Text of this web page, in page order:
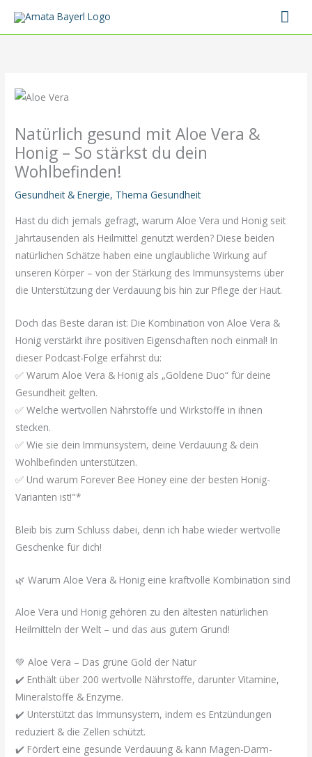
Inhalt
Natürlich gesund mit Aloe Vera &
Honig – So stärkst du dein
Wohlbefinden!
Gesundheit & Energie, Thema Gesundheit
Hast du dich jemals gefragt, warum Aloe Vera und Honig seit
Jahrtausenden als Heilmittel genutzt werden? Diese beiden
natürlichen Schätze haben eine unglaubliche Wirkung auf
unseren Körper – von der Stärkung des Immunsystems über
die Unterstützung der Verdauung bis hin zur Pflege der Haut.
Doch das Beste daran ist: Die Kombination von Aloe Vera &
Honig verstärkt ihre positiven Eigenschaften noch einmal! In
dieser Podcast-Folge erfährst du:
✅ Warum Aloe Vera & Honig als „Goldene Duo“ für deine
Gesundheit gelten.
✅ Welche wertvollen Nährstoffe und Wirkstoffe in ihnen
stecken.
✅ Wie sie dein Immunsystem, deine Verdauung & dein
Wohlbefinden unterstützen.
✅ Und warum Forever Bee Honey eine der besten Honig-
Varianten ist!"*
Bleib bis zum Schluss dabei, denn ich habe wieder wertvolle
Geschenke für dich!
🌿 Warum Aloe Vera & Honig eine kraftvolle Kombination sind
Aloe Vera und Honig gehören zu den ältesten natürlichen
Heilmitteln der Welt – und das aus gutem Grund!
💚 Aloe Vera – Das grüne Gold der Natur
✔️ Enthält über 200 wertvolle Nährstoffe, darunter Vitamine,
Mineralstoffe & Enzyme.
✔️ Unterstützt das Immunsystem, indem es Entzündungen
reduziert & die Zellen schützt.
✔️ Fördert eine gesunde Verdauung & kann Magen-Darm-